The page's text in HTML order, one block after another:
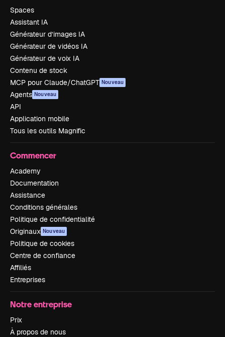
Spaces
Assistant IA
Générateur d’images IA
Générateur de vidéos IA
Générateur de voix IA
Contenu de stock
MCP pour Claude/ChatGPT Nouveau
Agents Nouveau
API
Application mobile
Tous les outils Magnific
Commencer
Academy
Documentation
Assistance
Conditions générales
Politique de confidentialité
Originaux Nouveau
Politique de cookies
Centre de confiance
Affiliés
Entreprises
Notre entreprise
Prix
À propos de nous